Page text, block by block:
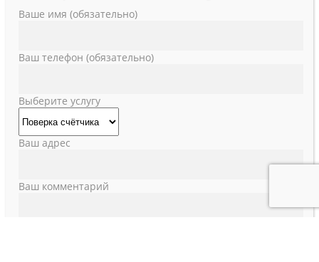
Ваше имя (обязательно)
Ваш телефон (обязательно)
Выберите услугу
Ваш адрес
Ваш комментарий